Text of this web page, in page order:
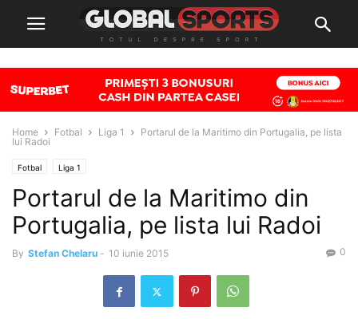
Home Fotbal Liga 1
Portarul de la Maritimo din Portugalia, pe lista
lui Radoi
Fotbal Liga 1
Portarul de la Maritimo din
Portugalia, pe lista lui Radoi
By Stefan Chelaru - 10 iunie 2015 0